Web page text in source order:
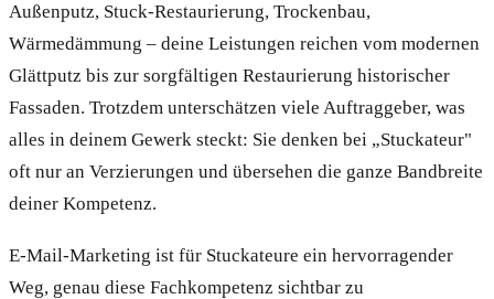
Außenputz, Stuck-Restaurierung, Trockenbau,
Wärmedämmung – deine Leistungen reichen vom modernen
Glättputz bis zur sorgfältigen Restaurierung historischer
Fassaden. Trotzdem unterschätzen viele Auftraggeber, was
alles in deinem Gewerk steckt: Sie denken bei „Stuckateur"
oft nur an Verzierungen und übersehen die ganze Bandbreite
deiner Kompetenz.
E-Mail-Marketing ist für Stuckateure ein hervorragender
Weg, genau diese Fachkompetenz sichtbar zu